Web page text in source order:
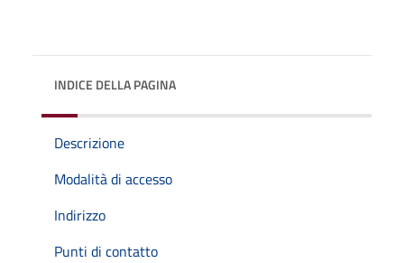
INDICE DELLA PAGINA
Descrizione
Modalità di accesso
Indirizzo
Punti di contatto